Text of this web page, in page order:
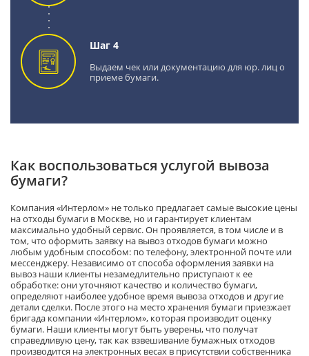
Шаг 4
Выдаем чек или документацию для юр. лиц о
приеме бумаги.
Как воспользоваться услугой вывоза
бумаги?
Компания «Интерлом» не только предлагает самые высокие цены
на отходы бумаги в Москве, но и гарантирует клиентам
максимально удобный сервис. Он проявляется, в том числе и в
том, что оформить заявку на вывоз отходов бумаги можно
любым удобным способом: по телефону, электронной почте или
мессенджеру. Независимо от способа оформления заявки на
вывоз наши клиенты незамедлительно приступают к ее
обработке: они уточняют качество и количество бумаги,
определяют наиболее удобное время вывоза отходов и другие
детали сделки. После этого на место хранения бумаги приезжает
бригада компании «Интерлом», которая производит оценку
бумаги. Наши клиенты могут быть уверены, что получат
справедливую цену, так как взвешивание бумажных отходов
производится на электронных весах в присутствии собственника